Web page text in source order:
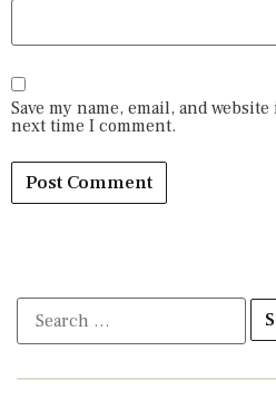
Save my name, email, and
next time I comment.